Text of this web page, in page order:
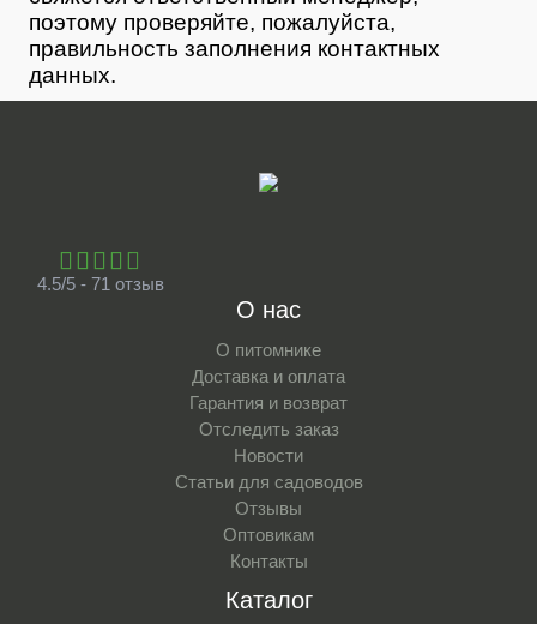
поэтому проверяйте, пожалуйста,
правильность заполнения контактных
данных.
4.5/5 - 71 отзыв
О нас
О питомнике
Доставка и оплата
Гарантия и возврат
Отследить заказ
Новости
Статьи для садоводов
Отзывы
Оптовикам
Контакты
Каталог